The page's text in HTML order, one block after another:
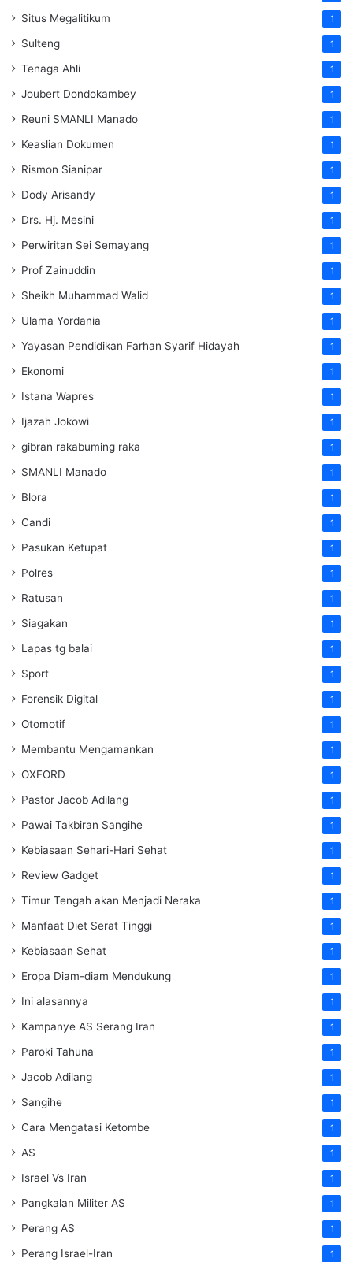
Situs Megalitikum 1
Sulteng 1
Tenaga Ahli 1
Joubert Dondokambey 1
Reuni SMANLI Manado 1
Keaslian Dokumen 1
Rismon Sianipar 1
Dody Arisandy 1
Drs. Hj. Mesini 1
Perwiritan Sei Semayang 1
Prof Zainuddin 1
Sheikh Muhammad Walid 1
Ulama Yordania 1
Yayasan Pendidikan Farhan Syarif Hidayah 1
Ekonomi 1
Istana Wapres 1
Ijazah Jokowi 1
gibran rakabuming raka 1
SMANLI Manado 1
Blora 1
Candi 1
Pasukan Ketupat 1
Polres 1
Ratusan 1
Siagakan 1
Lapas tg balai 1
Sport 1
Forensik Digital 1
Otomotif 1
Membantu Mengamankan 1
OXFORD 1
Pastor Jacob Adilang 1
Pawai Takbiran Sangihe 1
Kebiasaan Sehari-Hari Sehat 1
Review Gadget 1
Timur Tengah akan Menjadi Neraka 1
Manfaat Diet Serat Tinggi 1
Kebiasaan Sehat 1
Eropa Diam-diam Mendukung 1
Ini alasannya 1
Kampanye AS Serang Iran 1
Paroki Tahuna 1
Jacob Adilang 1
Sangihe 1
Cara Mengatasi Ketombe 1
AS 1
Israel Vs Iran 1
Pangkalan Militer AS 1
Perang AS 1
Perang Israel-Iran 1